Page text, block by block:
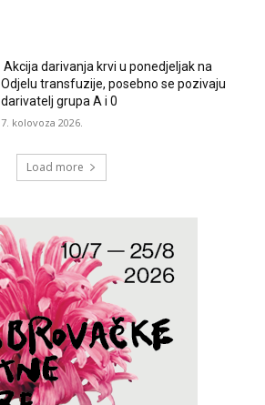
Akcija darivanja krvi u ponedjeljak na
Odjelu transfuzije, posebno se pozivaju
darivatelj grupa A i 0
7. kolovoza 2026.
Load more